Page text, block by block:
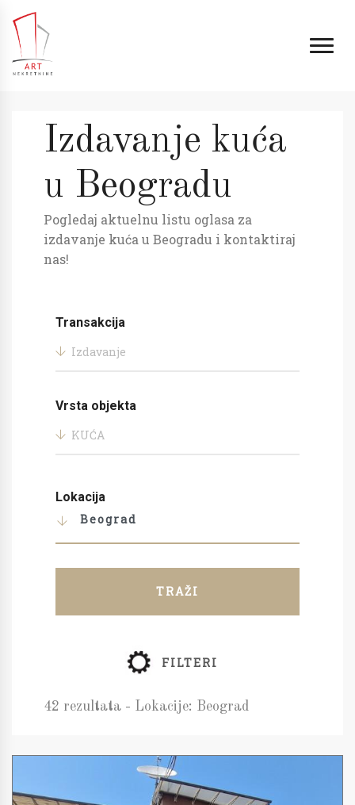
Izdavanje kuća
u Beogradu
Pogledaj aktuelnu listu oglasa za
izdavanje kuća u Beogradu i kontaktiraj
nas!
Transakcija
Izdavanje
Vrsta objekta
KUĆA
Lokacija
Beograd
TRAŽI
FILTERI
42 rezultata - Lokacije: Beograd